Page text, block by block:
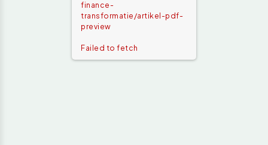
finance-
transformatie/artikel-pdf-
preview
Failed to fetch